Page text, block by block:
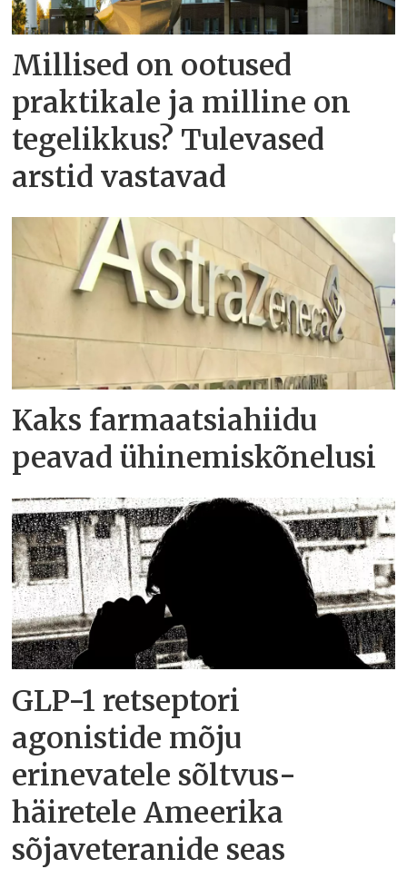
Millised on ootused
praktikale ja milline on
tegelikkus? Tulevased
arstid vastavad
Kaks farmaatsiahiidu
peavad ühinemiskõnelusi
GLP-1 retseptori
agonistide mõju
erinevatele sõltvus­
häiretele Ameerika
sõjaveteranide seas